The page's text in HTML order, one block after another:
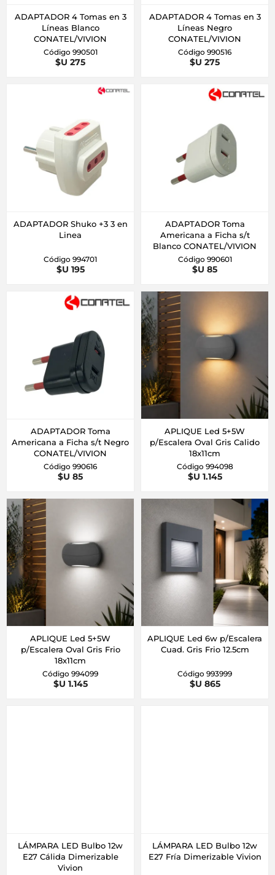
ADAPTADOR 4 Tomas en 3
Líneas Blanco
CONATEL/VIVION
Código 990501
$U 275
ADAPTADOR 4 Tomas en 3
Líneas Negro
CONATEL/VIVION
Código 990516
$U 275
ADAPTADOR Shuko +3 3 en
Linea
Código 994701
$U 195
ADAPTADOR Toma
Americana a Ficha s/t
Blanco CONATEL/VIVION
Código 990601
$U 85
ADAPTADOR Toma
Americana a Ficha s/t Negro
CONATEL/VIVION
Código 990616
$U 85
APLIQUE Led 5+5W
p/Escalera Oval Gris Calido
18x11cm
Código 994098
$U 1.145
APLIQUE Led 5+5W
p/Escalera Oval Gris Frio
18x11cm
Código 994099
$U 1.145
APLIQUE Led 6w p/Escalera
Cuad. Gris Frio 12.5cm
Código 993999
$U 865
LÁMPARA LED Bulbo 12w
E27 Cálida Dimerizable
Vivion
LÁMPARA LED Bulbo 12w
E27 Fría Dimerizable Vivion